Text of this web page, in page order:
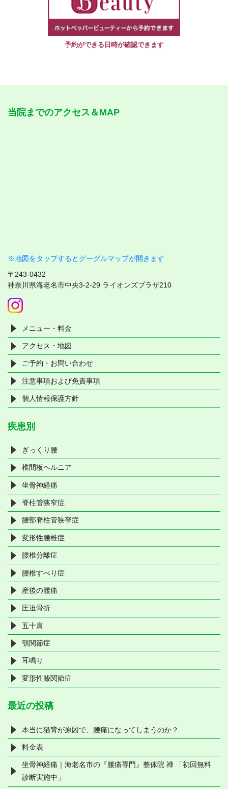
予約ができる日時が確認できます
当院までのアクセス＆MAP
※地図をタップするとグーグルマップが開きます
〒243-0432
神奈川県海老名市中央3-2-29 ライオンズプラザ210
メニュー・料金
アクセス・地図
ご予約・お問い合わせ
注意事項および免責事項
個人情報保護方針
疾患別
ぎっくり腰
椎間板ヘルニア
坐骨神経痛
脊柱管狭窄症
腰部脊柱管狭窄症
変形性腰椎症
腰椎分離症
腰椎すべり症
産後の腰痛
圧迫骨折
五十肩
顎関節症
耳鳴り
変形性膝関節症
最近の投稿
本当に猫背が原因で、腰痛になってしまうのか？
料金表
坐骨神経痛｜海老名市の『腰痛専門』整体院 禅 「初回無料
診断実施中」